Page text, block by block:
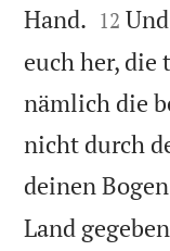
Hand. 

12
euch her, die
nämlich die
nicht durch
deinen
Land